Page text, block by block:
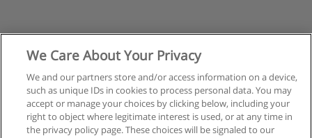
We Care About Your Privacy
We and our partners store and/or access information on a device,
such as unique IDs in cookies to process personal data. You may
accept or manage your choices by clicking below, including your
right to object where legitimate interest is used, or at any time in
the privacy policy page. These choices will be signaled to our